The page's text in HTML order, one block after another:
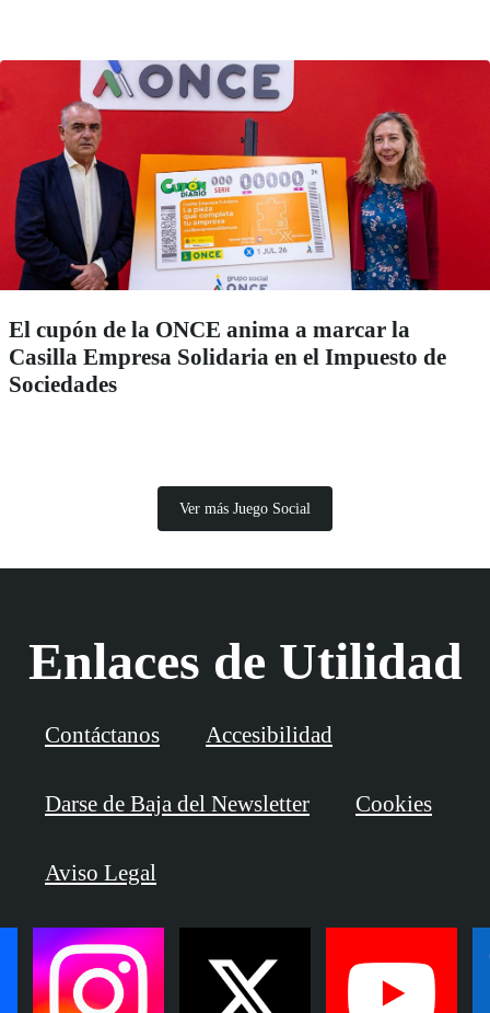
El cupón de la ONCE anima a marcar la
Casilla Empresa Solidaria en el Impuesto de
Sociedades
Ver más Juego Social
Enlaces de Utilidad
Contáctanos Accesibilidad
Darse de Baja del Newsletter Cookies
Aviso Legal